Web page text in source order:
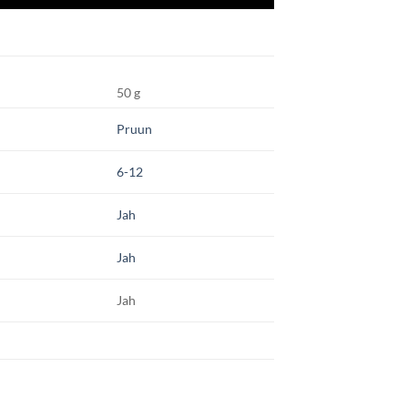
50 g
Pruun
6-12
Jah
Jah
Jah